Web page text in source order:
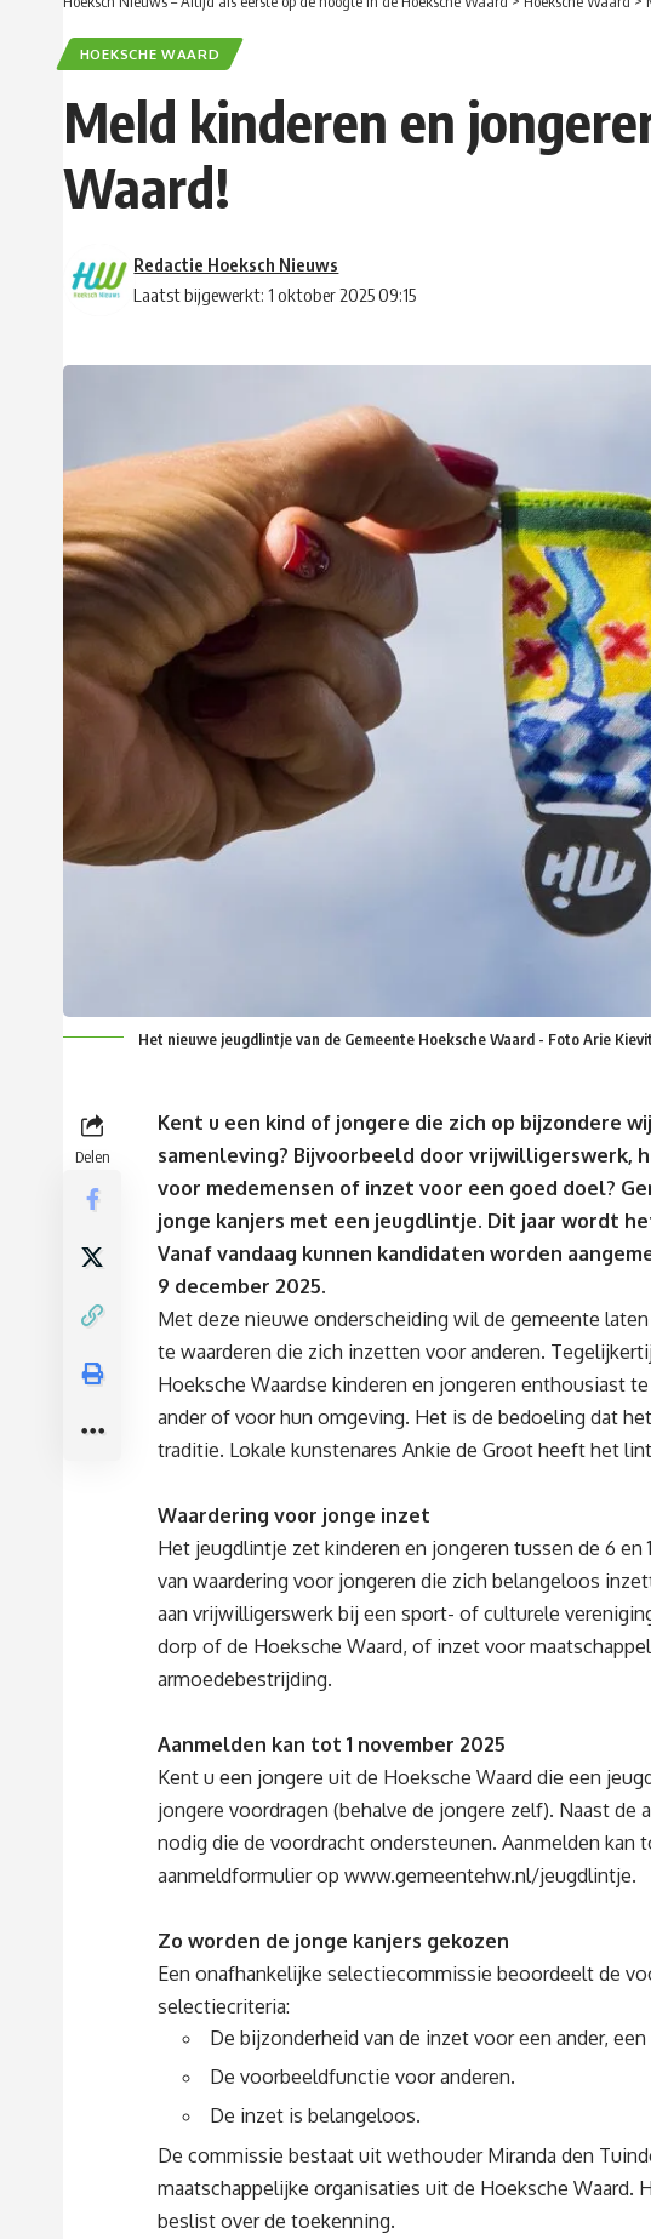
HOEKSCHE WAARD
Meld kinderen en
Waard!
Laatst bijgewerkt: 1 oktober 2025 09:15
Redactie Hoeksch Nieuws
Het nieuwe jeugdlintje van de Gemeente Hoeksche Waard - Foto Arie Kievit
Delen
Kent u een kind of jongere die zich op bijzondere
samenleving? Bijvoorbeeld door vrijwilligerswerk,
voor medemensen of inzet voor een goed doel?
jonge kanjers met een jeugdlintje. Dit jaar wordt
Vanaf vandaag kunnen kandidaten worden
9 december 2025.
Met deze nieuwe onderscheiding wil de gemeente
te waarderen die zich inzetten voor anderen.
Hoeksche Waardse kinderen en jongeren enthousiast
ander of voor hun omgeving. Het is de bedoeling dat
traditie. Lokale kunstenares Ankie de Groot heeft het
Waardering voor jonge inzet
Het jeugdlintje zet kinderen en jongeren tussen de 6
van waardering voor jongeren die zich belangeloos
aan vrijwilligerswerk bij een sport- of culturele
dorp of de Hoeksche Waard, of inzet voor
armoedebestrijding.
Aanmelden kan tot 1 november 2025
Kent u een jongere uit de Hoeksche Waard die een
jongere voordragen (behalve de jongere zelf). Naast de
nodig die de voordracht ondersteunen. Aanmelden kan
aanmeldformulier op www.gemeentehw.nl/jeugdlintje.
Zo worden de jonge kanjers gekozen
Een onafhankelijke selectiecommissie beoordeelt de
selectiecriteria:
De bijzonderheid van de inzet voor een ander,
De voorbeeldfunctie voor anderen.
De inzet is belangeloos.
De commissie bestaat uit wethouder Miranda den
maatschappelijke organisaties uit de Hoeksche Waard.
beslist over de toekenning.